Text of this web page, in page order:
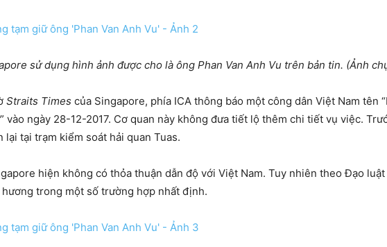
sử dụng hình ảnh được cho là ông Phan Van Anh Vu trên bản tin. (Ảnh
Straits Times của Singapore, phía ICA thông báo một công dân Việt Nam tên
vào ngày 28-12-2017. Cơ quan này không đưa tiết lộ thêm chi tiết vụ việc.
lại tại trạm kiểm soát hải quan Tuas.
hiện không có thỏa thuận dẫn độ với Việt Nam. Tuy nhiên theo Đạo
trong một số trường hợp nhất định.